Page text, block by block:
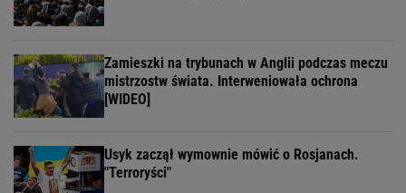
Zamieszki na trybunach w Anglii podczas meczu
mistrzostw świata. Interweniowała ochrona
[WIDEO]
Usyk zaczął wymownie mówić o Rosjanach.
"Terroryści"